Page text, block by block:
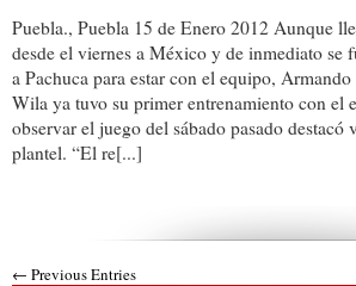
Puebla., Puebla 15 de Enero 2012 Aunque
desde el viernes a México y de inmediato se
a Pachuca para estar con el equipo, Armando
Wila ya tuvo su primer entrenamiento con el
observar el juego del sábado pasado destacó
plantel. “El re[...]
← Previous Entries